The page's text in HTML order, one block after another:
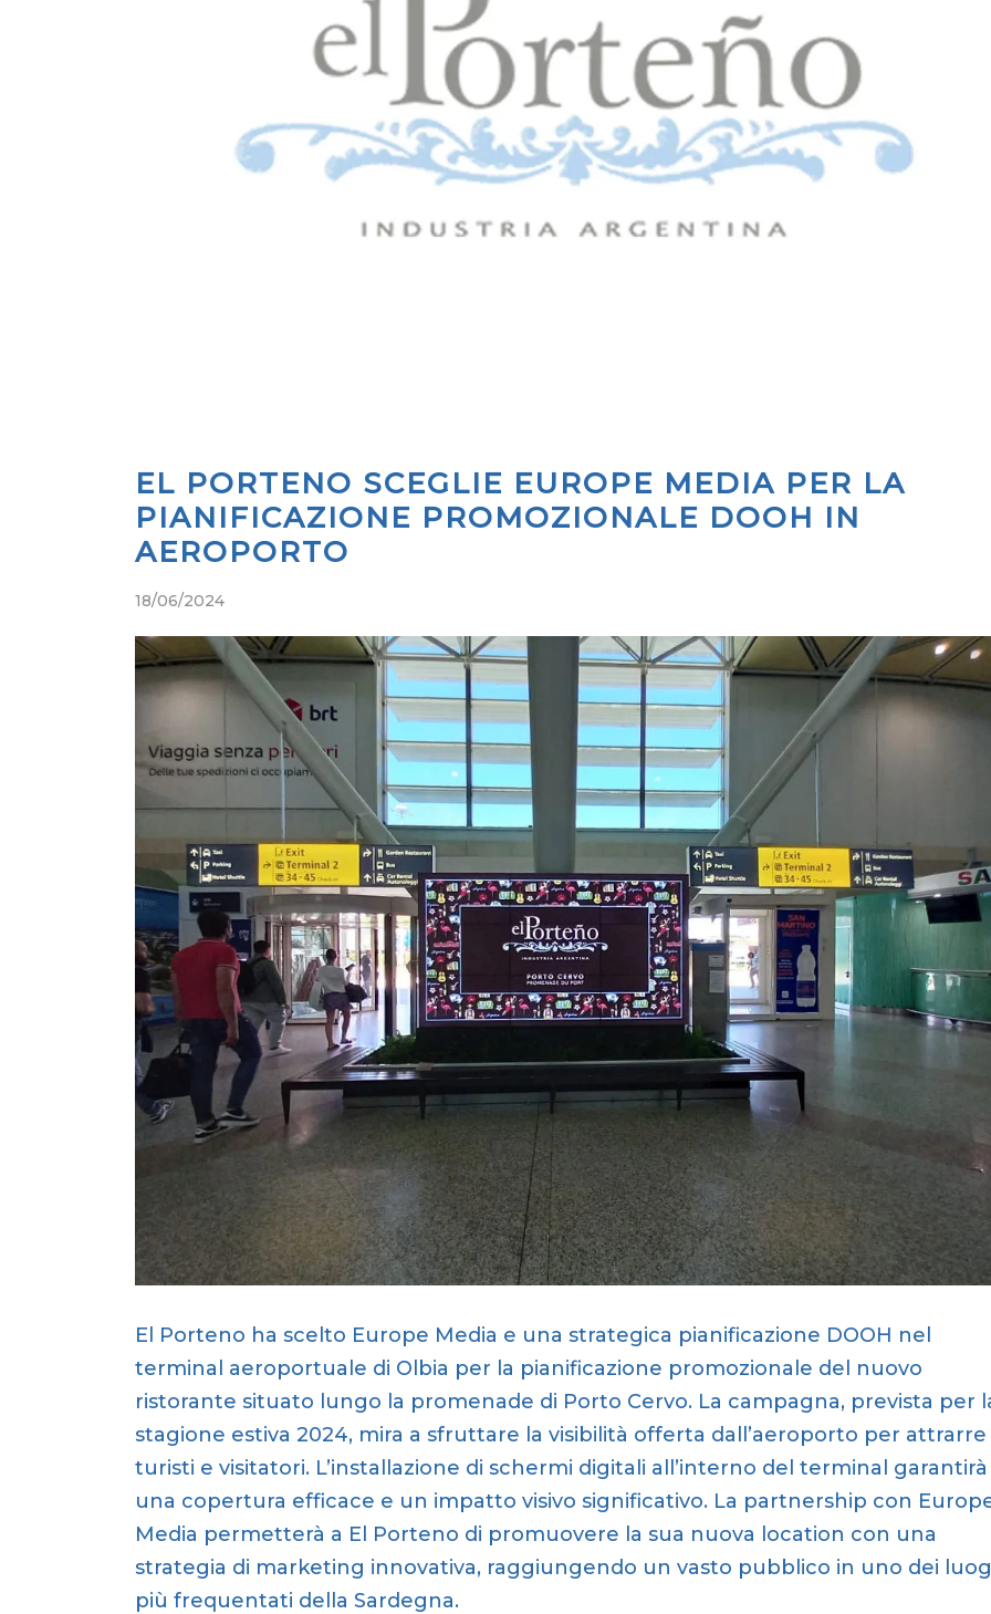
EL PORTENO SCEGLIE EUROPE MEDIA PER LA
PIANIFICAZIONE PROMOZIONALE DOOH IN
AEROPORTO
18/06/2024
El Porteno ha scelto Europe Media e una strategica pianificazione DOOH nel
terminal aeroportuale di Olbia per la pianificazione promozionale del nuovo
ristorante situato lungo la promenade di Porto Cervo. La campagna, prevista per
stagione estiva 2024, mira a sfruttare la visibilità offerta dall’aeroporto per attrarre
turisti e visitatori. L’installazione di schermi digitali all’interno del terminal garantirà
una copertura efficace e un impatto visivo significativo. La partnership con
Media permetterà a El Porteno di promuovere la sua nuova location con una
strategia di marketing innovativa, raggiungendo un vasto pubblico in uno dei
più frequentati della Sardegna.